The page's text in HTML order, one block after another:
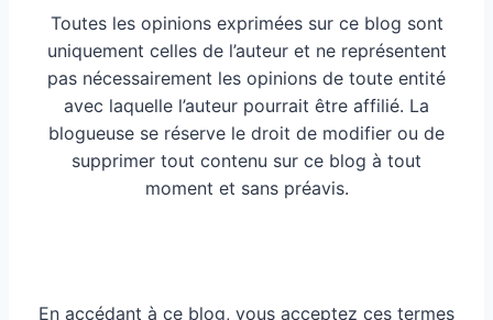
Toutes les opinions exprimées sur ce blog sont
uniquement celles de l’auteur et ne représentent
pas nécessairement les opinions de toute entité
avec laquelle l’auteur pourrait être affilié. La
blogueuse se réserve le droit de modifier ou de
supprimer tout contenu sur ce blog à tout
moment et sans préavis.
En accédant à ce blog, vous acceptez ces termes